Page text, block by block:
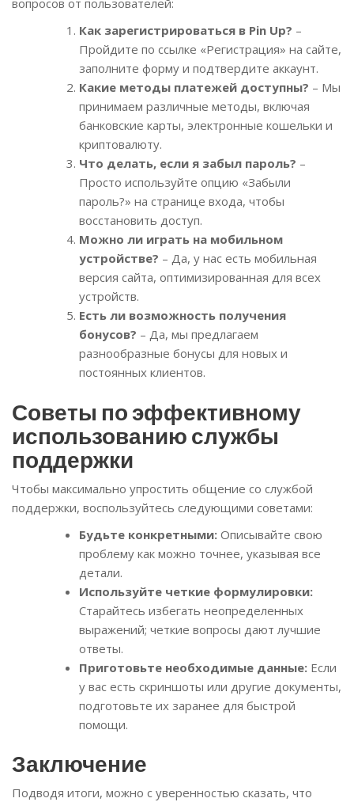
вопросов от пользователей:
Как зарегистрироваться в Pin Up? –
Пройдите по ссылке «Регистрация» на сайте,
заполните форму и подтвердите аккаунт.
Какие методы платежей доступны? – Мы
принимаем различные методы, включая
банковские карты, электронные кошельки и
криптовалюту.
Что делать, если я забыл пароль? –
Просто используйте опцию «Забыли
пароль?» на странице входа, чтобы
восстановить доступ.
Можно ли играть на мобильном
устройстве? – Да, у нас есть мобильная
версия сайта, оптимизированная для всех
устройств.
Есть ли возможность получения
бонусов? – Да, мы предлагаем
разнообразные бонусы для новых и
постоянных клиентов.
Советы по эффективному
использованию службы
поддержки
Чтобы максимально упростить общение со службой
поддержки, воспользуйтесь следующими советами:
Будьте конкретными: Описывайте свою
проблему как можно точнее, указывая все
детали.
Используйте четкие формулировки:
Старайтесь избегать неопределенных
выражений; четкие вопросы дают лучшие
ответы.
Приготовьте необходимые данные: Если
у вас есть скриншоты или другие документы,
подготовьте их заранее для быстрой
помощи.
Заключение
Подводя итоги, можно с уверенностью сказать, что